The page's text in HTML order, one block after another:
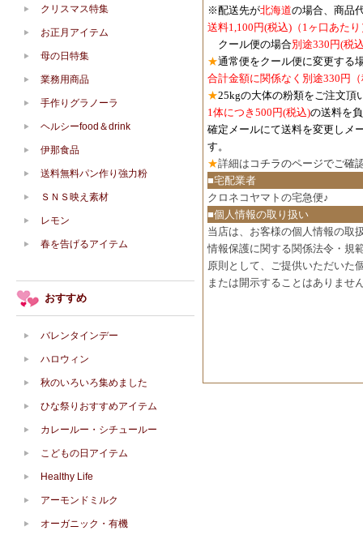
※配送先が北海道の場合、商品
送料1,100円(税込) （1ヶ口あた
クール便の場合別途330円(税
★通常便をクール便に変更する
合計金額に関係なく別途330円
★25kgの大体の粉類をご注文頂
1体につき500円(税込)の送料を
確定メールにて送料を変更しメ
す。
★詳細は コチラのページでご確
■宅配業者
クロネコヤマトの宅急便♪
■個人情報の取り扱い
当店は、お客様の個人情報の取
情報保護に関する関係法令・規
原則として、ご提供いただいた
または開示することはありませ
クリスマス特集
お正月アイテム
母の日特集
業務用商品
手作りグラノーラ
ヘルシーfood＆drink
伊那食品
送料無料パン作り強力粉
ＳＮＳ映え素材
レモン
春を告げるアイテム
おすすめ
バレンタインデー
ハロウィン
秋のいろいろ集めました
ひな祭りおすすめアイテム
カレールー・シチュールー
こどもの日アイテム
Healthy Life
アーモンドミルク
オーガニック・有機